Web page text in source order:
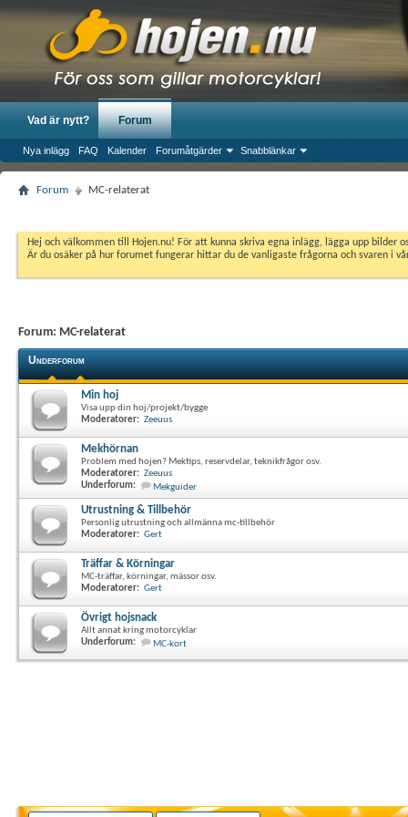
Vad är nytt? Forum
Nya inlägg FAQ Kalender Forumåtgärder Snabblänkar
Forum MC-relaterat
Hej och välkommen till Hojen.nu! För att kunna skriva egna inlägg, lägga upp
Är du osäker på hur forumet fungerar hittar du de vanligaste frågorna och svaren i
Forum: MC-relaterat
Underforum
Min hoj
Visa upp din hoj/projekt/bygge
Moderatorer: Zeeuus
Mekhörnan
Problem med hojen? Mektips, reservdelar, teknikfrågor osv.
Moderatorer: Zeeuus
Underforum:
Mekguider
Utrustning & Tillbehör
Personlig utrustning och allmänna mc-tillbehör
Moderatorer: Gert
Träffar & Körningar
MC-träffar, körningar, mässor osv.
Moderatorer: Gert
Övrigt hojsnack
Allt annat kring motorcyklar
Underforum:
MC-kort